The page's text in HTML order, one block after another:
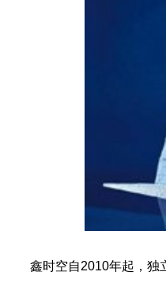
鑫时空自2010年起，独立